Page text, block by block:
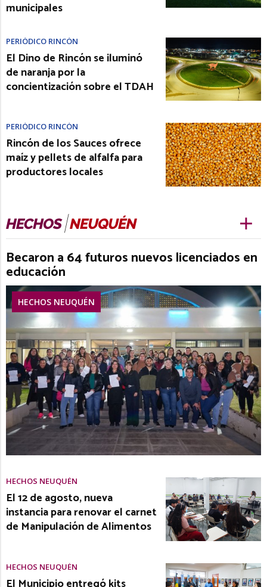
municipales
PERIÓDICO RINCÓN
El Dino de Rincón se iluminó
de naranja por la
concientización sobre el TDAH
PERIÓDICO RINCÓN
Rincón de los Sauces ofrece
maíz y pellets de alfalfa para
productores locales
Becaron a 64 futuros nuevos licenciados en
educación
HECHOS NEUQUÉN
HECHOS NEUQUÉN
El 12 de agosto, nueva
instancia para renovar el carnet
de Manipulación de Alimentos
HECHOS NEUQUÉN